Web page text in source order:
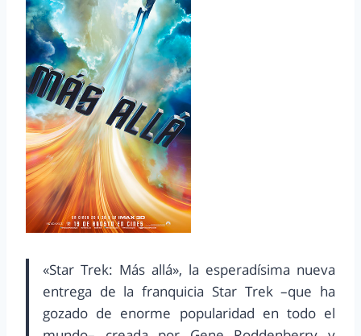
«Star Trek: Más allá», la esperadísima nueva
entrega de la franquicia Star Trek –que ha
gozado de enorme popularidad en todo el